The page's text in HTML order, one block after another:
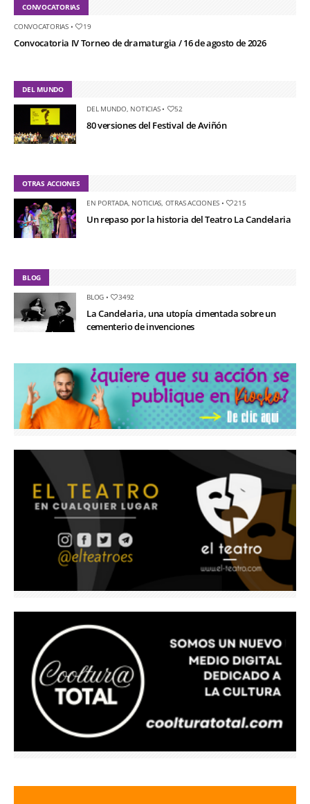
CONVOCATORIAS
CONVOCATORIAS• 19
Convocatoria IV Torneo de dramaturgia / 16 de agosto de 2026
DEL MUNDO
DEL MUNDO, NOTICIAS• 52
80 versiones del Festival de Aviñón
OTRAS ACCIONES
EN PORTADA, NOTICIAS OTRAS ACCIONES • 215
Un repaso por la historia del Teatro La Candelaria
BLOG
BLOG • 3492
La Candelaria, una utopía cimentada sobre un
cementerio de invenciones